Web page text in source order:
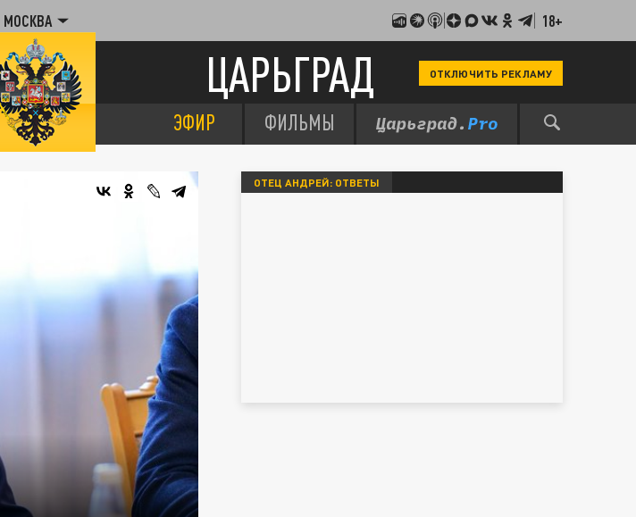
МОСКВА 18+
ЦАРЬГРАД ОТКЛЮЧИТЬ РЕКЛАМУ
ЭФИР ФИЛЬМЫ
ОТЕЦ АНДРЕЙ: ОТВЕТЫ